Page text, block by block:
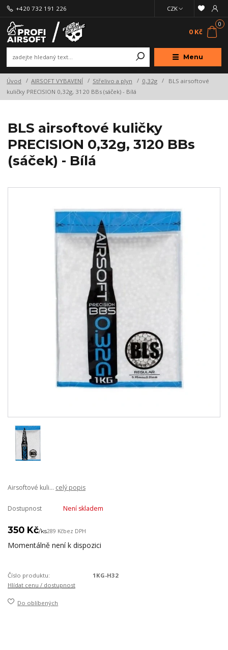
Menu
CZK
+420 732 191 226
0
0 Kč
Úvod AIRSOFT VYBAVENÍ Střelivo a plyn 0,32g
BLS airsoftové
kuličky PRECISION 0,32g, 3120 BBs (sáček) - Bílá
BLS airsoftové kuličky
PRECISION 0,32g, 3120 BBs
(sáček) - Bílá
Airsoftové kuli... celý popis
Dostupnost Není skladem
350 Kč/ks289 Kčbez DPH
Momentálně není k dispozici
Číslo produktu:
1KG-H32
Hlídat cenu / dostupnost
Do oblíbených